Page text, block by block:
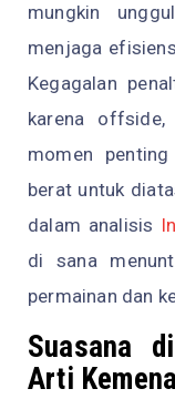
mungkin
menjaga
Kegagalan
karena
momen
berat untuk
dalam analisis
di sana
permainan dan
Suasana
Arti